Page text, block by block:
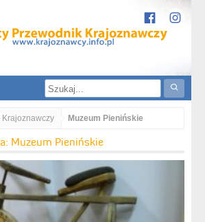
Krajoznawczy Muzeum Pienińskie
Muzeum Pienińskie